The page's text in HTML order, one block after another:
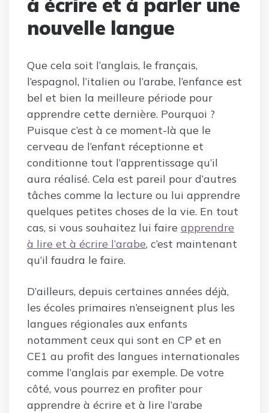
à écrire et à parler une
nouvelle langue
Que cela soit l’anglais, le français,
l’espagnol, l’italien ou l’arabe, l’enfance est
bel et bien la meilleure période pour
apprendre cette dernière. Pourquoi ?
Puisque c’est à ce moment-là que le
cerveau de l’enfant réceptionne et
conditionne tout l’apprentissage qu’il
aura réalisé. Cela est pareil pour d’autres
tâches comme la lecture ou lui apprendre
quelques petites choses de la vie. En tout
cas, si vous souhaitez lui faire apprendre
à lire et à écrire l’arabe, c’est maintenant
qu’il faudra le faire.
D’ailleurs, depuis certaines années déjà,
les écoles primaires n’enseignent plus les
langues régionales aux enfants
notamment ceux qui sont en CP et en
CE1 au profit des langues internationales
comme l’anglais par exemple. De votre
côté, vous pourrez en profiter pour
apprendre à écrire et à lire l’arabe